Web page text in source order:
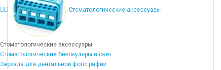
Стоматологические аксессуары
Стоматологические аксессуары
Стоматологические бинокуляры и свет
Зеркала для дентальной фотографии